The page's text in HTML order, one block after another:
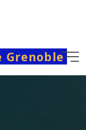
Grenoble